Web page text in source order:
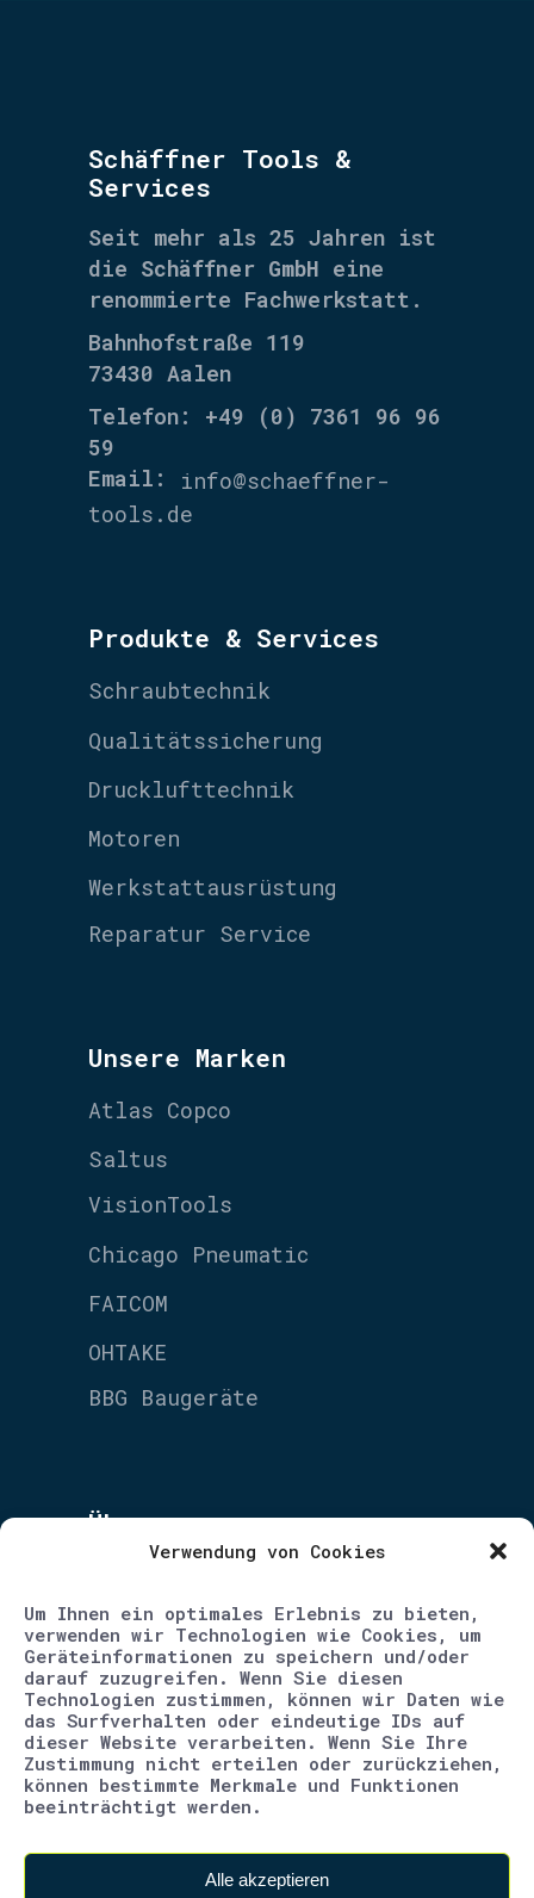
Verwendung von Cookies
Um Ihnen ein optimales Erlebnis zu bieten,
verwenden wir Technologien wie Cookies, um
Geräteinformationen zu speichern und/oder
darauf zuzugreifen. Wenn Sie diesen
Technologien zustimmen, können wir Daten wie
das Surfverhalten oder eindeutige IDs auf
dieser Website verarbeiten. Wenn Sie Ihre
Zustimmung nicht erteilen oder zurückziehen,
können bestimmte Merkmale und Funktionen
beeinträchtigt werden.
Alle akzeptieren
Schäffner Tools &
Services
Seit mehr als 25 Jahren ist
die Schäffner GmbH eine
renommierte Fachwerkstatt.
Bahnhofstraße 119
73430 Aalen
Telefon: +49 (0) 7361 96 96
59
Email: info@schaeffner-
tools.de
Produkte & Services
Schraubtechnik
Qualitätssicherung
Drucklufttechnik
Motoren
Werkstattausrüstung
Reparatur Service
Unsere Marken
Atlas Copco
Saltus
VisionTools
Chicago Pneumatic
FAICOM
OHTAKE
BBG Baugeräte
Über uns
Blog
Karriere
Kontakt
Impressum
Datenschutz
AGB